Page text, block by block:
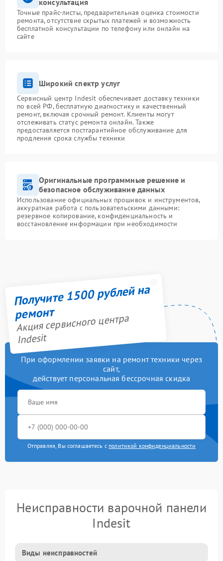
консультация
Точные прайс-листы, предварительная оценка стоимости
ремонта, отсутствие скрытых платежей и возможность
бесплатной консультации по телефону или онлайн на
сайте
Широкий спектр услуг
Сервисный центр Indesit обеспечивает доставку техники
по всей РФ, бесплатную диагностику и качественный
ремонт, включая срочный ремонт. Клиенты могут
отслеживать статус ремонта онлайн. Также
предоставляется постгарантийное обслуживание для
продления срока службы техники
Оригинальные программные решение и
безопасное обслуживание данных
Использование официальных прошивок и инструментов,
аккуратная работа с пользовательскими данными:
резервное копирование, конфиденциальность и
восстановление информации при необходимости
Получите 1500 рублей на
ремонт
Акция сервисного центра
Indesit
При оформлении заявки на ремонт техники через
сайт,
действует персональная бессрочная скидка
Отправляя, Вы соглашаетесь с политикой конфиденциальности
Неисправности варочной панели
Indesit
Виды неисправностей